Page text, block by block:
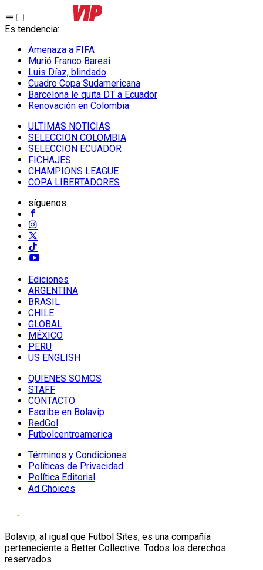
Es tendencia:
Amenaza a FIFA
Murió Franco Baresi
Luis Díaz, blindado
Cuadro Copa Sudamericana
Barcelona le quita DT a Ecuador
Renovación en Colombia
ULTIMAS NOTICIAS
SELECCION COLOMBIA
SELECCION ECUADOR
FICHAJES
CHAMPIONS LEAGUE
COPA LIBERTADORES
síguenos
Ediciones
ARGENTINA
BRASIL
CHILE
GLOBAL
MÉXICO
PERU
US ENGLISH
QUIENES SOMOS
STAFF
CONTACTO
Escribe en Bolavip
RedGol
Futbolcentroamerica
Términos y Condiciones
Políticas de Privacidad
Política Editorial
Ad Choices
Bolavip, al igual que Futbol Sites, es una compañía
perteneciente a Better Collective. Todos los derechos
reservados